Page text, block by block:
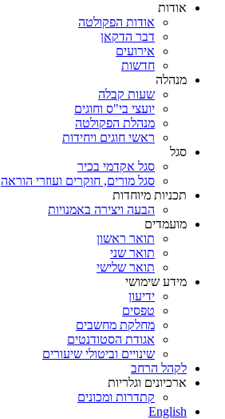
אודות
אודות הפקולטה
דבר הדקאן
אירועים
חדשות
מנהלה
שעות קבלה
יועצי בי"ס וחוגים
מנהלת הפקולטה
ראשי חוגים ויחידות
סגל
סגל אקדמי בכיר
סגל מורים, חוקרים ועוזרי הוראה
תכניות מיוחדות
הבעה ויצירה באמנויות
מועמדים
תואר ראשון
תואר שני
תואר שלישי
מידע שימושי
ידיעון
טפסים
מחלקת מחשבים
אגודת הסטודנטים
שינויים וביטולי שיעורים
לקהל הרחב
ארכיונים וגלריות
קתדרות ומכונים
English